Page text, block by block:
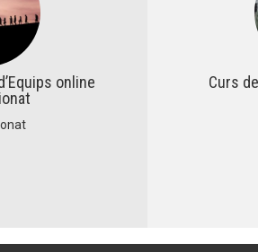
online
Curs
L'equip
L'equip